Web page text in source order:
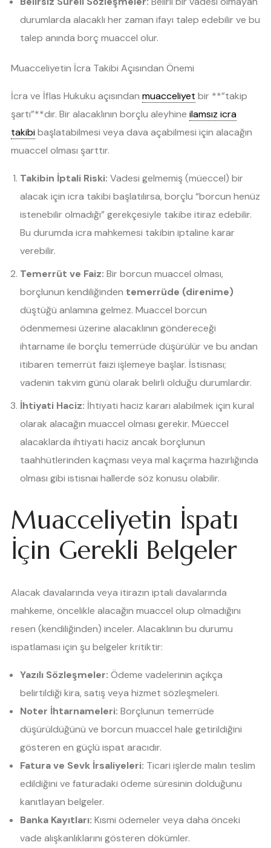
durumlarda alacaklı her zaman ifayı talep edebilir ve bu
talep anında borç muaccel olur.
Muacceliyetin İcra Takibi Açısından Önemi
İcra ve İflas Hukuku açısından muacceliyet bir **”takip
şartı”**dır. Bir alacaklının borçlu aleyhine ilamsız icra
takibibaşlatabilmesi veya dava açabilmesi için alacağın
muaccel olması şarttır.
Takibin İptali Riski: Vadesi gelmemiş (müeccel) bir
alacak için icra takibi başlatılırsa, borçlu “borcun henüz
istenebilir olmadığı” gerekçesiyle takibe itiraz edebilir.
Bu durumda icra mahkemesi takibin iptaline karar
verebilir.
Temerrüt ve Faiz: Bir borcun muaccel olması,
borçlunun kendiliğinden temerrüde (direnime)
düştüğü anlamına gelmez. Muaccel borcun
ödenmemesi üzerine alacaklının göndereceği
ihtarname ile borçlu temerrüde düşürülür ve bu andan
itibaren temerrüt faizi işlemeye başlar. İstisnası;
vadenin takvim günü olarak belirli olduğu durumlardır.
İhtiyati Haciz: İhtiyati haciz kararı alabilmek için kural
olarak alacağın muaccel olması gerekir. Müeccel
alacaklarda ihtiyati haciz ancak borçlunun
taahhütlerinden kaçması veya mal kaçırma hazırlığında
olması gibi istisnai hallerde söz konusu olabilir.
Muacceliyetin İspatı
İçin Gerekli Belgeler
Alacak davalarında veya itirazın iptali davalarında
mahkeme, öncelikle alacağın muaccel olup olmadığını
resen (kendiliğinden) inceler. Alacaklının bu durumu
ispatlaması için şu belgeler kritiktir:
Yazılı Sözleşmeler: Ödeme vadelerinin açıkça
belirtildiği kira, satış veya hizmet sözleşmeleri.
Noter İhtarnameleri: Borçlunun temerrüde
düşürüldüğünü ve borcun muaccel hale getirildiğini
gösteren en güçlü ispat aracıdır.
Fatura ve Sevk İrsaliyeleri: Ticari işlerde malın teslim
edildiğini ve faturadaki ödeme süresinin dolduğunu
kanıtlayan belgeler.
Banka Kayıtları: Kısmi ödemeler veya daha önceki
vade alışkanlıklarını gösteren dökümler.